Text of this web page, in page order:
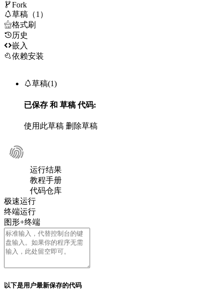
Fork
草稿（1）
格式刷
历史
嵌入
依赖安装
草稿(1)
已保存 和 草稿代码:
使用此草稿 删除草稿
运行结果
教程手册
代码仓库
极速运行
终端运行
图形+终端
以下是用户最新保存的代码